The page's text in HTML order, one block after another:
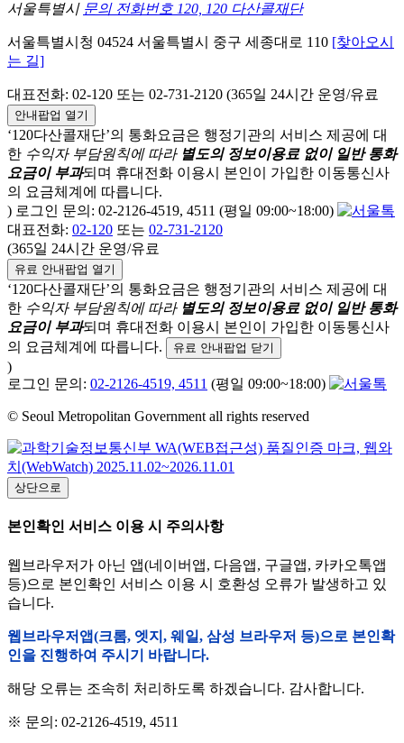
서울특별시 문의 전화번호 120, 120 다산콜재단
서울특별시청 04524 서울특별시 중구 세종대로 110 [찾아오시
는 길]
대표전화: 02-120 또는 02-731-2120 (365일 24시간 운영/유료
안내팝업 열기
‘120다산콜재단’의 통화요금은 행정기관의 서비스 제공에 대
한 수익자 부담원칙에 따라 별도의 정보이용료 없이 일반 통화
요금이 부과되며 휴대전화 이용시 본인이 가입한 이동통신사
의 요금체계에 따릅니다.
) 로그인 문의: 02-2126-4519, 4511 (평일 09:00~18:00)
대표전화: 02-120 또는 02-731-2120
(365일 24시간 운영/유료
유료 안내팝업 열기
‘120다산콜재단’의 통화요금은 행정기관의 서비스 제공에 대
한 수익자 부담원칙에 따라 별도의 정보이용료 없이 일반 통화
요금이 부과되며 휴대전화 이용시 본인이 가입한 이동통신사
의 요금체계에 따릅니다.
유료 안내팝업 닫기
)
로그인 문의: 02-2126-4519, 4511 (평일 09:00~18:00)
© Seoul Metropolitan Government all rights reserved
상단으로
본인확인 서비스 이용 시 주의사항
웹브라우저가 아닌 앱(네이버앱, 다음앱, 구글앱, 카카오톡앱
등)으로 본인확인 서비스 이용 시 호환성 오류가 발생하고 있
습니다.
웹브라우저앱(크롬, 엣지, 웨일, 삼성 브라우저 등)으로 본인확
인을 진행하여 주시기 바랍니다.
해당 오류는 조속히 처리하도록 하겠습니다. 감사합니다.
※ 문의: 02-2126-4519, 4511